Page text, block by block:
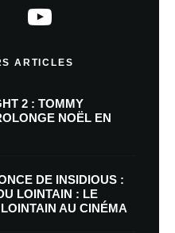
ARTICLES
2 : TOMMY
NOËL EN
DE INSIDIOUS :
LOINTAIN : LE
AU CINÉMA